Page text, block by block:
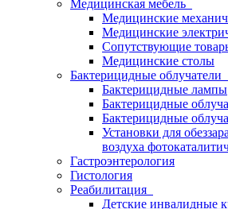
Медицинская мебель
Медицинские
Медицинские
Сопутствующие
Медицинские столы
Бактерицидные облучатели
Бактерицидные лампы
Бактерицидные
Бактерицидные
Установки для
воздуха
Гастроэнтерология
Гистология
Реабилитация
Детские инвалидные